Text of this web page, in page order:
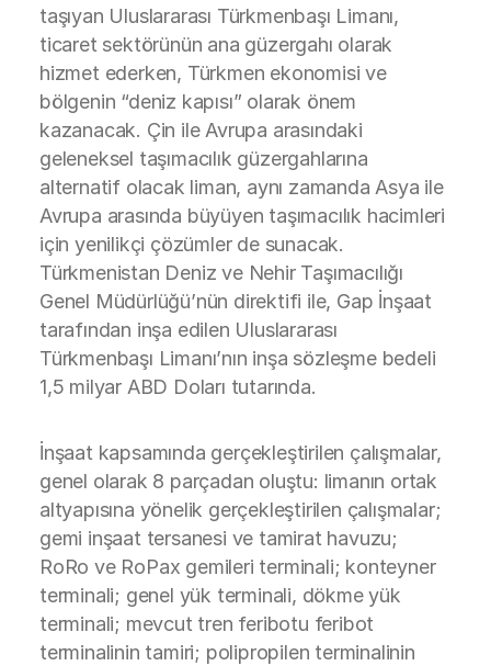
taşıyan Uluslararası Türkmenbaşı Limanı,
ticaret sektörünün ana güzergahı olarak
hizmet ederken, Türkmen ekonomisi ve
bölgenin “deniz kapısı” olarak önem
kazanacak. Çin ile Avrupa arasındaki
geleneksel taşımacılık güzergahlarına
alternatif olacak liman, aynı zamanda Asya ile
Avrupa arasında büyüyen taşımacılık hacimleri
için yenilikçi çözümler de sunacak.
Türkmenistan Deniz ve Nehir Taşımacılığı
Genel Müdürlüğü’nün direktifi ile, Gap İnşaat
tarafından inşa edilen Uluslararası
Türkmenbaşı Limanı’nın inşa sözleşme bedeli
1,5 milyar ABD Doları tutarında.
İnşaat kapsamında gerçekleştirilen çalışmalar,
genel olarak 8 parçadan oluştu: limanın ortak
altyapısına yönelik gerçekleştirilen çalışmalar;
gemi inşaat tersanesi ve tamirat havuzu;
RoRo ve RoPax gemileri terminali; konteyner
terminali; genel yük terminali, dökme yük
terminali; mevcut tren feribotu feribot
terminalinin tamiri; polipropilen terminalinin